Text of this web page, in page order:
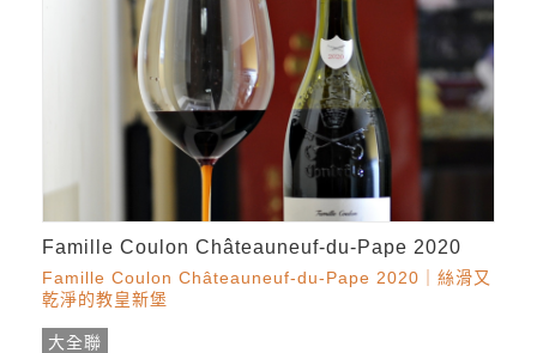
Famille Coulon Châteauneuf-du-Pape 2020
Famille Coulon Châteauneuf-du-Pape 2020｜絲滑又
乾淨的教皇新堡
大全聯